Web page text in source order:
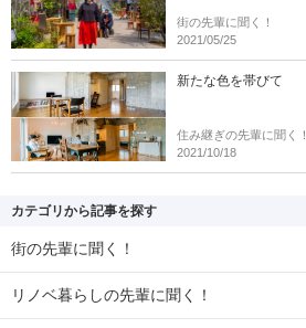
街の先輩に聞く！
2021/05/25
新たな色を帯びて
住み継ぎの先輩に聞く！
2021/10/18
カテゴリから記事を探す
街の先輩に聞く！
リノベ暮らしの先輩に聞く！